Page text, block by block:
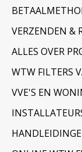
VERZENDEN &
ALLES OVER
WTW FILTERS
VVE'S EN